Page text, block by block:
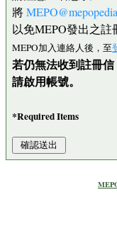
將
以免MEPO發出之註
MEPO加入連絡人後，至
若仍無法收到註冊信
請啟用帳號。
*Required Items